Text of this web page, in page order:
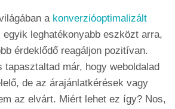
a konverzióoptimalizált
egyik leghatékonyabb eszközt arra,
érdeklődő reagáljon pozitívan.
tapasztaltad már, hogy weboldalad
de az árajánlatkérések vagy
az elvárt. Miért lehet ez így? Nos,